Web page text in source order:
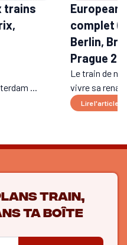
trains
...
European
complet
Berlin,
Prague
Le train de
vivre sa
Lire l'article
train,
ta boîte